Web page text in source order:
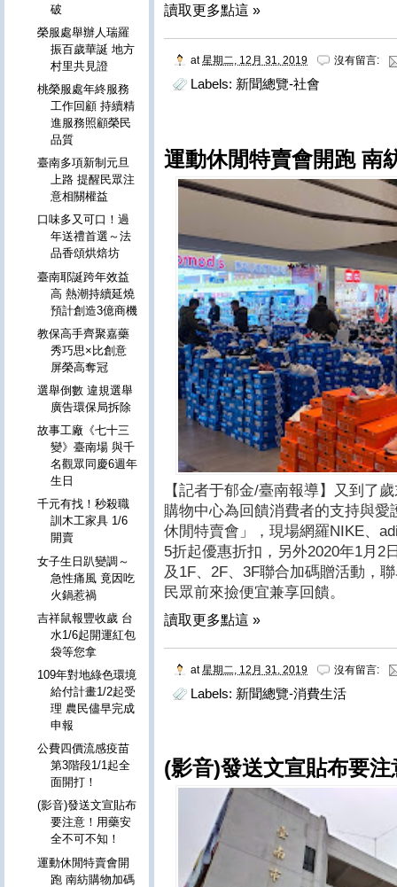
讀取更多點這 »
at星期二, 12月 31, 2019 沒有留言:
Labels: 新聞總覽-社會
運動休閒特賣會開跑 南
【記者于郁金/臺南報導】又到了
購物中心為回饋消費者的支持與
休閒特賣會」，現場網羅NIKE、
5折起優惠折扣，另外2020年1月2
及1F、2F、3F聯合加碼贈活動，
民眾前來撿便宜兼享回饋。
讀取更多點這 »
at星期二, 12月 31, 2019 沒有留言:
Labels: 新聞總覽-消費生活
(影音)發送文宣貼布要
破
榮服處舉辦人瑞羅
振百歲華誕 地方
村里共見證
桃榮服處年終服務
工作回顧 持續精
進服務照顧榮民
品質
臺南多項新制元旦
上路 提醒民眾注
意相關權益
口味多又可口！過
年送禮首選～法
品香頌烘焙坊
臺南耶誕跨年效益
高 熱潮持續延燒
預計創造3億商機
教保高手齊聚嘉藥
秀巧思×比創意
屏榮高奪冠
選舉倒數 違規選舉
廣告環保局拆除
故事工廠《七十三
變》臺南場 與千
名觀眾同慶6週年
生日
千元有找！秒殺職
訓木工家具 1/6
開賣
女子生日趴變調～
急性痛風 竟因吃
火鍋惹禍
吉祥鼠報豐收歲 台
水1/6起開運紅包
袋等您拿
109年對地綠色環境
給付計畫1/2起受
理 農民儘早完成
申報
公費四價流感疫苗
第3階段1/1起全
面開打！
(影音)發送文宣貼布
要注意！用藥安
全不可不知！
運動休閒特賣會開
跑 南紡購物加碼